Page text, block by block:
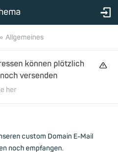
Allgemeines
können plötzlich
versenden
her
custom Domain E-Mail
noch empfangen.